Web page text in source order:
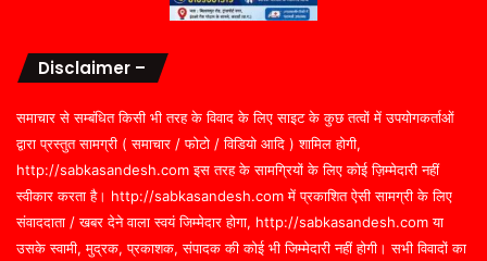
Disclaimer –
समाचार से सम्बंधित किसी भी तरह के विवाद के लिए साइट के कुछ तत्वों में उपयोगकर्ताओं
द्वारा प्रस्तुत सामग्री ( समाचार / फोटो / विडियो आदि ) शामिल होगी,
http://sabkasandesh.com इस तरह के सामग्रियों के लिए कोई ज़िम्मेदारी नहीं
स्वीकार करता है। http://sabkasandesh.com में प्रकाशित ऐसी सामग्री के लिए
संवाददाता / खबर देने वाला स्वयं जिम्मेदार होगा, http://sabkasandesh.com या
उसके स्वामी, मुद्रक, प्रकाशक, संपादक की कोई भी जिम्मेदारी नहीं होगी। सभी विवादों का